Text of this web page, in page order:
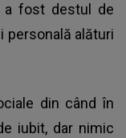
a fost destul de
personală alături
din când în
iubit, dar nimic